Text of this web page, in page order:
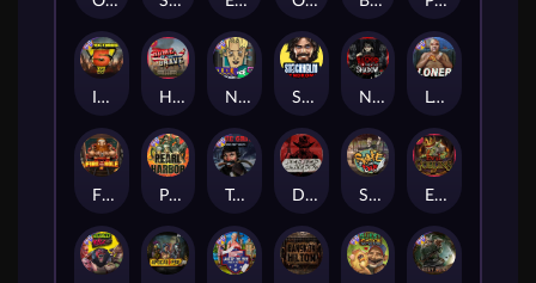
Nexus Blood & Shadow
Dead, Dead, or Deader
Home of the Brave
Skate or Die
Stockholm Syndrome Loner
Fire In The Hole xBomb
Nine To Five
Evil Goblins xBomb
Pearl Harbor
Infectious 5 xWays
True Grit Redemption